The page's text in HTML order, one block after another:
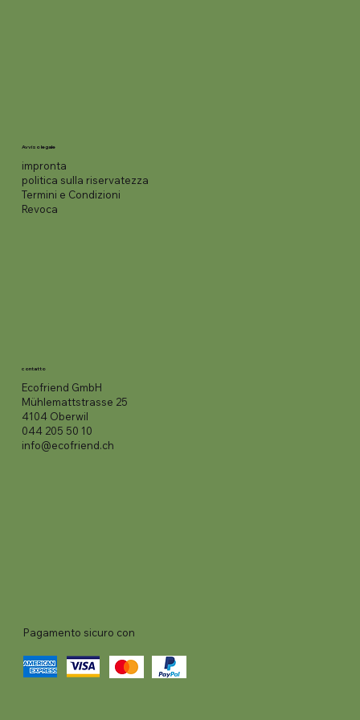
Avviso legale
impronta
politica sulla riservatezza
Termini e Condizioni
Revoca
contatto
Ecofriend GmbH
Mühlemattstrasse 25
4104 Oberwil
044 205 50 10
info@ecofriend.ch
Pagamento sicuro con